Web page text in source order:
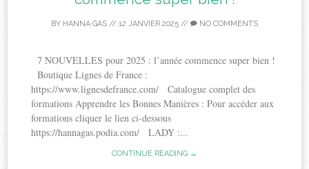
BY HANNA GAS // 12 JANVIER 2025 // NO COMMENTS
7 NOUVELLES pour 2025 : l’année commence super bien !
Boutique Lignes de France :
https://www.lignesdefrance.com/ Catalogue complet des
formations Apprendre les Bonnes Manières : Pour accéder aux
formations cliquer le lien ci-dessous
https://hannagas.podia.com/ LADY :...
CONTINUE READING →